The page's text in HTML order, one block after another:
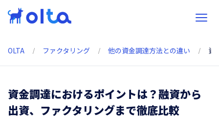
OLTA ファクタリング 他の資金調達方法との違い 資
資金調達におけるポイントは？融資から
出資、ファクタリングまで徹底比較